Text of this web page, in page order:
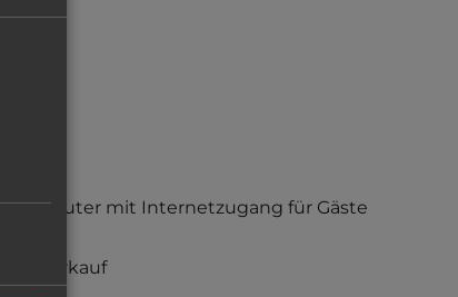
Computer mit Internetzugang für Gäste
Gasverkauf